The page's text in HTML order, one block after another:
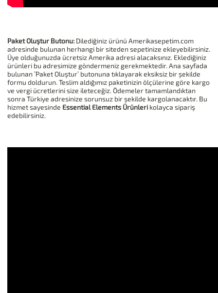
Paket Oluştur Butonu: Dilediğiniz ürünü Amerikasepetim.com
adresinde bulunan herhangi bir siteden sepetinize ekleyebilirsiniz.
Üye olduğunuzda ücretsiz Amerika adresi alacaksınız. Eklediğiniz
ürünleri bu adresimize göndermeniz gerekmektedir. Ana sayfada
bulunan ’Paket Oluştur’ butonuna tıklayarak eksiksiz bir şekilde
formu doldurun. Teslim aldığımız paketinizin ölçülerine göre kargo
ve vergi ücretlerini size ileteceğiz. Ödemeler tamamlandıktan
sonra Türkiye adresinize sorunsuz bir şekilde kargolanacaktır. Bu
hizmet sayesinde Essential Elements Ürünleri kolayca sipariş
edebilirsiniz.